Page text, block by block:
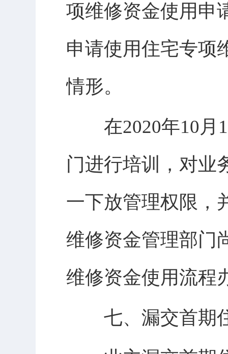
项维修资金使用申
申请使用住宅专项
情形。
在2020年10月1
门进行培训，对业
一下放管理权限，
维修资金管理部门
维修资金使用流程
七、漏交首期住